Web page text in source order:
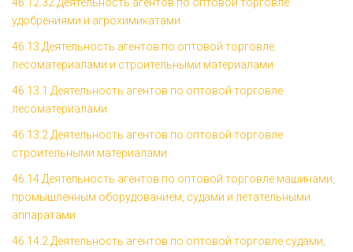
удобрениями и агрохимикатами
46.13 Деятельность агентов по оптовой торговле
лесоматериалами и строительными материалами
46.13.1 Деятельность агентов по оптовой торговле
лесоматериалами
46.13.2 Деятельность агентов по оптовой торговле
строительными материалами
46.14 Деятельность агентов по оптовой торговле машинами,
промышленным оборудованием, судами и летательными
аппаратами
46.14.2 Деятельность агентов по оптовой торговле судами,